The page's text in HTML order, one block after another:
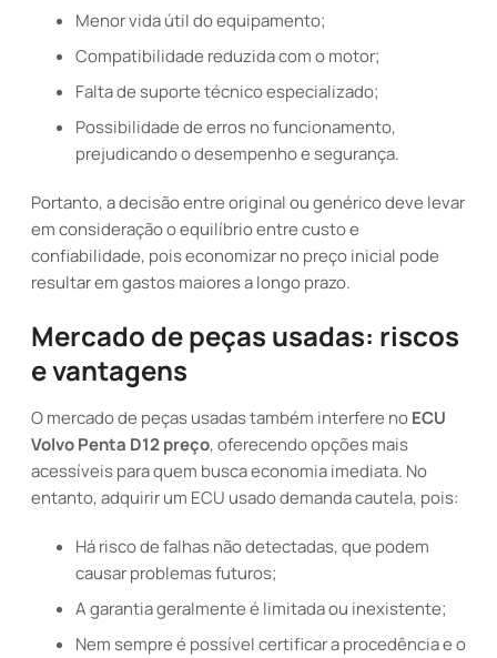
Menor vida útil do equipamento;
Compatibilidade reduzida com o motor;
Falta de suporte técnico especializado;
Possibilidade de erros no funcionamento,
prejudicando o desempenho e segurança.
Portanto, a decisão entre original ou genérico deve levar
em consideração o equilíbrio entre custo e
confiabilidade, pois economizar no preço inicial pode
resultar em gastos maiores a longo prazo.
Mercado de peças usadas: riscos
e vantagens
O mercado de peças usadas também interfere noECU
Volvo Penta D12 preço, oferecendo opções mais
acessíveis para quem busca economia imediata. No
entanto, adquirir um ECU usado demanda cautela, pois:
Há risco de falhas não detectadas, que podem
causar problemas futuros;
A garantia geralmente é limitada ou inexistente;
Nem sempre é possível certificar a procedência e o